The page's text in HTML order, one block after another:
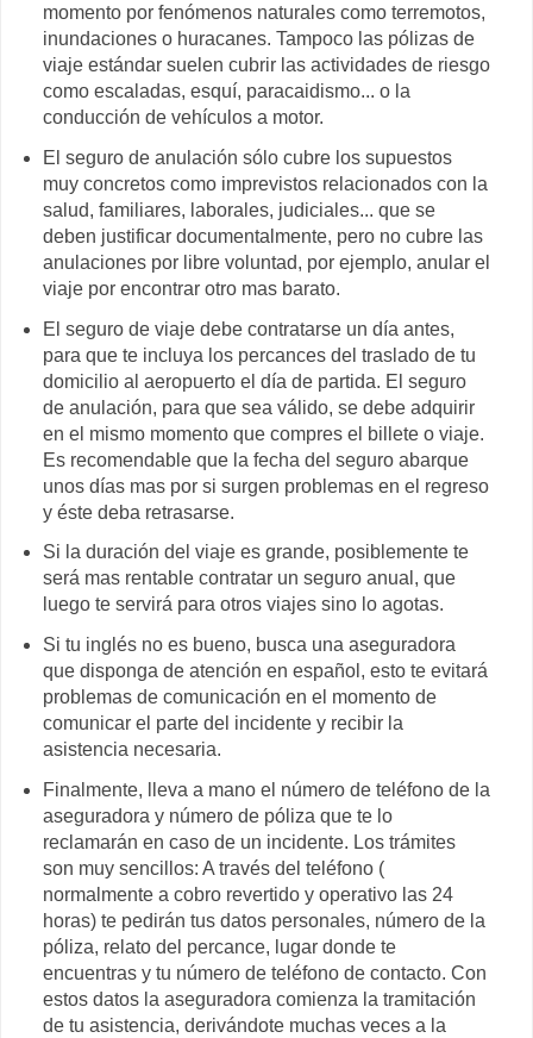
momento por fenómenos naturales como terremotos,
inundaciones o huracanes. Tampoco las pólizas de
viaje estándar suelen cubrir las actividades de riesgo
como escaladas, esquí, paracaidismo... o la
conducción de vehículos a motor.
El seguro de anulación sólo cubre los supuestos
muy concretos como imprevistos relacionados con la
salud, familiares, laborales, judiciales... que se
deben justificar documentalmente, pero no cubre las
anulaciones por libre voluntad, por ejemplo, anular el
viaje por encontrar otro mas barato.
El seguro de viaje debe contratarse un día antes,
para que te incluya los percances del traslado de tu
domicilio al aeropuerto el día de partida. El seguro
de anulación, para que sea válido, se debe adquirir
en el mismo momento que compres el billete o viaje.
Es recomendable que la fecha del seguro abarque
unos días mas por si surgen problemas en el regreso
y éste deba retrasarse.
Si la duración del viaje es grande, posiblemente te
será mas rentable contratar un seguro anual, que
luego te servirá para otros viajes sino lo agotas.
Si tu inglés no es bueno, busca una aseguradora
que disponga de atención en español, esto te evitará
problemas de comunicación en el momento de
comunicar el parte del incidente y recibir la
asistencia necesaria.
Finalmente, lleva a mano el número de teléfono de la
aseguradora y número de póliza que te lo
reclamarán en caso de un incidente. Los trámites
son muy sencillos: A través del teléfono (
normalmente a cobro revertido y operativo las 24
horas) te pedirán tus datos personales, número de la
póliza, relato del percance, lugar donde te
encuentras y tu número de teléfono de contacto. Con
estos datos la aseguradora comienza la tramitación
de tu asistencia, derivándote muchas veces a la